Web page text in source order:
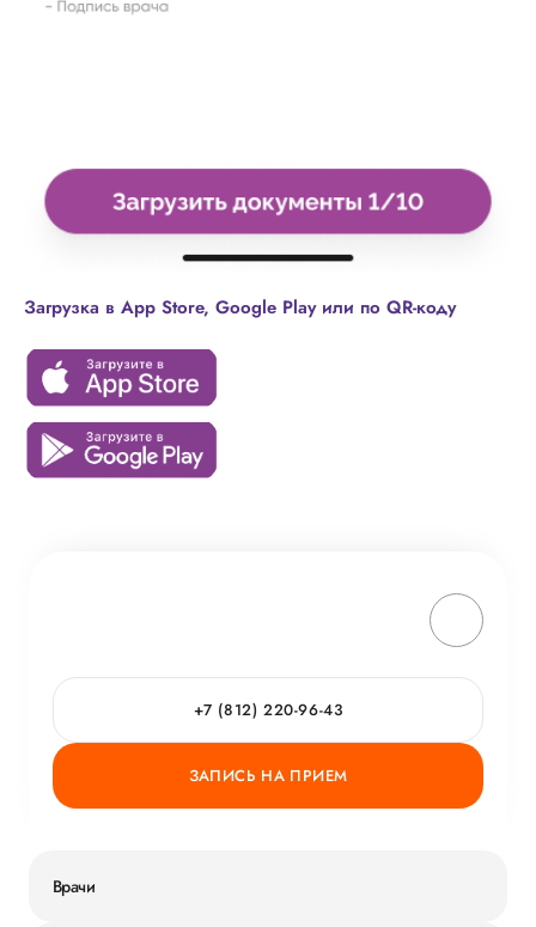
Загрузка в App Store, Google Play или по QR-коду
+7 (812) 220-96-43
ЗАПИСЬ НА ПРИЕМ
Врачи